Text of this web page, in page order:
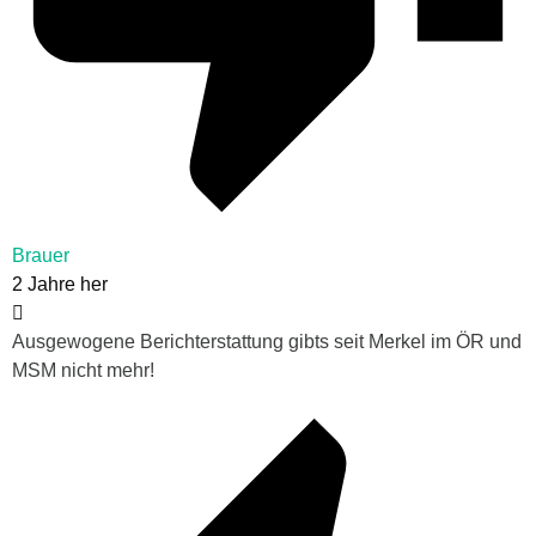
Brauer
2 Jahre her
Ausgewogene Berichterstattung gibts seit Merkel im ÖR und
MSM nicht mehr!